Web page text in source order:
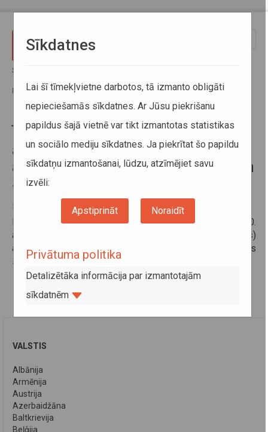
Sākums
Luksemburgu, Šveici un Spāniju
Īslaicīga robežkontroles
atjaunošana uz Francijas robežas
ar Beļģiju, Luksemburgu, Šveici un
Spāniju
31. oktobris 2024
Francija no 2024. gada 1. novembra līdz 2025. gada 30.
aprīlim atjauno robežkontroli (sauszemes, gaisa un jūras)
ar Beļģiju, Luksemburgu, Šveici un Spāniju. Kontrole nebūs
sistemātiska, tai piemitīs gadījuma raksturs.
VALSTIS
Albānija
Armēnija
Austrija
Azerbaidžāna
Baltkrievija
Beļģija
Sīkdatnes
Lai šī tīmekļvietne darbotos, tā izmanto obligāti
nepieciešamās sīkdatnes. Ar Jūsu piekrišanu
papildus šajā vietnē var tikt izmantotas statistikas
un sociālo mediju sīkdatnes. Ja piekrītat šo papildu
sīkdatņu izmantošanai, lūdzu, atzīmējiet savu
izvēli:
Apstiprināt Noraidīt
Privātuma politika
Detalizētāka informācija par izmantotajām
sīkdatnēm